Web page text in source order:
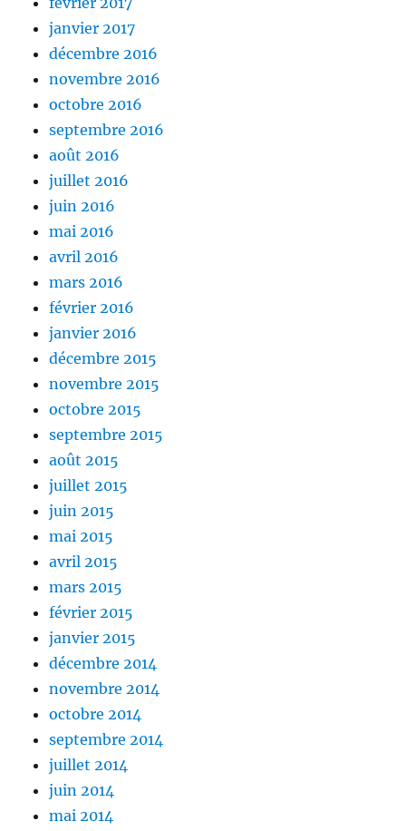
janvier 2017
décembre 2016
novembre 2016
octobre 2016
septembre 2016
août 2016
juillet 2016
juin 2016
mai 2016
avril 2016
mars 2016
février 2016
janvier 2016
décembre 2015
novembre 2015
octobre 2015
septembre 2015
août 2015
juillet 2015
juin 2015
mai 2015
avril 2015
mars 2015
février 2015
janvier 2015
décembre 2014
novembre 2014
octobre 2014
septembre 2014
juillet 2014
juin 2014
mai 2014